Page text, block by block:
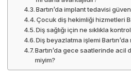
Bartın’da implant tedavisi
Çocuk diş hekimliği hizmetleri
Diş sağlığı için ne sıklıkla
Diş beyazlatma işlemi Bartın’da
Bartın’da gece saatlerinde acil
miyim?